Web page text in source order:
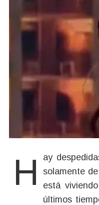
Hay despedidas que resultan imposibles de resumir en unas pocas palabras. Porque no se trata
solamente
está viviendo
últimos